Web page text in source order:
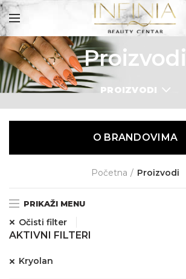
Proizvodi
PROIZVODI
O BRANDOVIMA
Početna Proizvodi
PRIKAŽI MENU
Očisti filter
AKTIVNI FILTERI
Kryolan
PROIZVODI